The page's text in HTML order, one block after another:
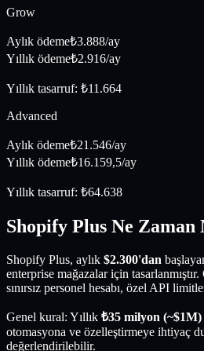
Grow
Aylık ödeme₺3.888/ay
Yıllık ödeme₺2.916/ay
Yıllık tasarruf: ₺11.664
Advanced
Aylık ödeme₺21.546/ay
Yıllık ödeme₺16.159,5/ay
Yıllık tasarruf: ₺64.638
Shopify Plus Ne Zaman
Shopify Plus, aylık $2.300'dan
enterprise mağazalar için
sınırsız personel hesabı, özel API
Genel kural: Yıllık ₺35 milyon (~$1M)
otomasyona ve özelleştirmeye ihtiyaç
değerlendirilebilir.